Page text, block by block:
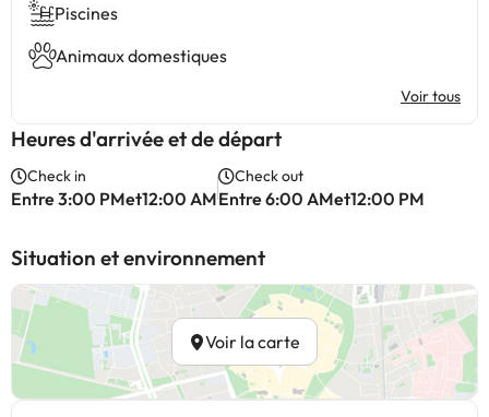
Piscines
Animaux domestiques
Voir tous
Heures d'arrivée et de départ
Check in
Entre 3:00 PMet12:00 AM
Check out
Entre 6:00 AMet12:00 PM
Situation et environnement
Voir la carte